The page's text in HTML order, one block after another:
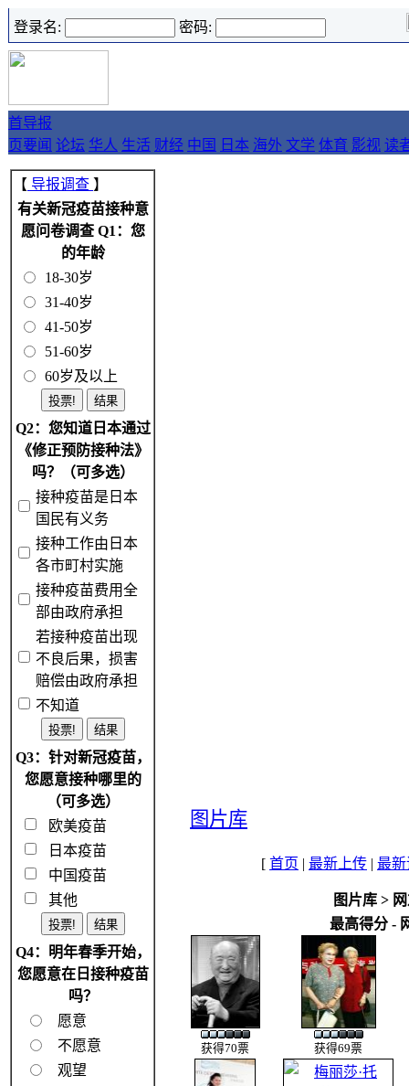
登录名: 密码:
首
页
导报
要闻 论坛 华人 生活 财经 中国 日本 海外 文学 体育 影视 读
【 导报调查 】
有关新冠疫苗接种意
愿问卷调查 Q1：您
的年龄
18-30岁
31-40岁
41-50岁
51-60岁
60岁及以上
Q2：您知道日本通过
《修正预防接种法》
吗？（可多选）
接种疫苗是日本
国民有义务
接种工作由日本
各市町村实施
接种疫苗费用全
部由政府承担
若接种疫苗出现
不良后果，损害
赔偿由政府承担
不知道
Q3：针对新冠疫苗，
您愿意接种哪里的
（可多选）
欧美疫苗
日本疫苗
中国疫苗
其他
Q4：明年春季开始，
您愿意在日接种疫苗
吗？
愿意
不愿意
观望
图片库
[ 首页 | 最新上传 | 最
图片库 >
最高得分 -
获得70票 获得69票